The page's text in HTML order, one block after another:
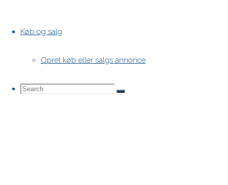
Køb og salg
Opret køb eller salgs annonce
Search
Search
Search